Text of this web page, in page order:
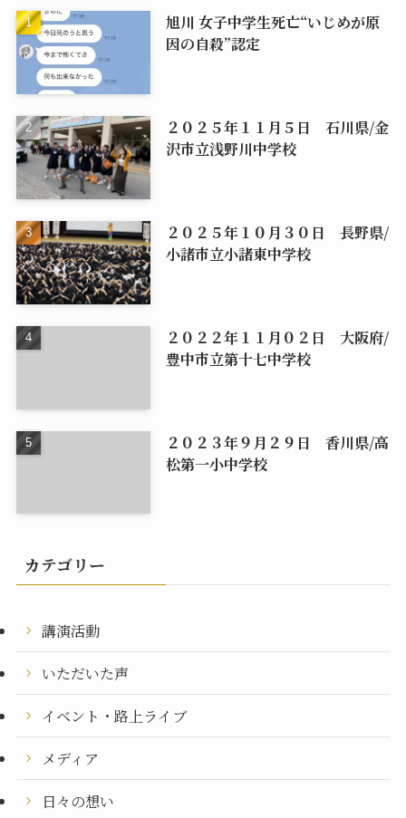
旭川 女子中学生死亡“いじめが原
因の自殺”認定
２０２５年１１月５日 石川県/金
沢市立浅野川中学校
２０２５年１０月３０日 長野県/
小諸市立小諸東中学校
２０２２年１１月０２日 大阪府/
豊中市立第十七中学校
２０２３年９月２９日 香川県/高
松第一小中学校
カテゴリー
講演活動
いただいた声
イベント・路上ライブ
メディア
日々の想い